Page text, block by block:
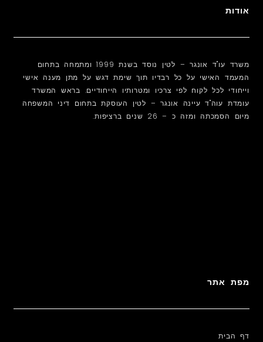
אודות
משרד עו"ד אונגר – לטין נוסד בשנת 1999 ומתמחה בתחום
המעמד האישי על כל רבדיו תוך שימת דגש על מתן מענה אישי
וייחודי לכל לקוח לפי צרכיו ומטרותיו הייחודיים. בראש המשרד
עומדת עוה"ד עיינה אונגר – לטין העוסקת בתחום דיני המשפחה
מיום הסמכתה ומזה כ – 26 שנים ברציפות.
מפת אתר
דף הבית